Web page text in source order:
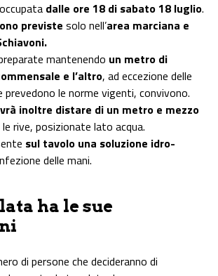
dalle ore 18 di sabato 18 luglio.
previste solo nell’area marciana e
mantenendo un metro di
e l’altro, ad eccezione delle
prevedono le norme vigenti, convivono.
inoltre distare di un metro e mezzo
rive, posizionate lato acqua.
sul tavolo una soluzione idro-
delle mani.
ha le sue
di persone che decideranno di